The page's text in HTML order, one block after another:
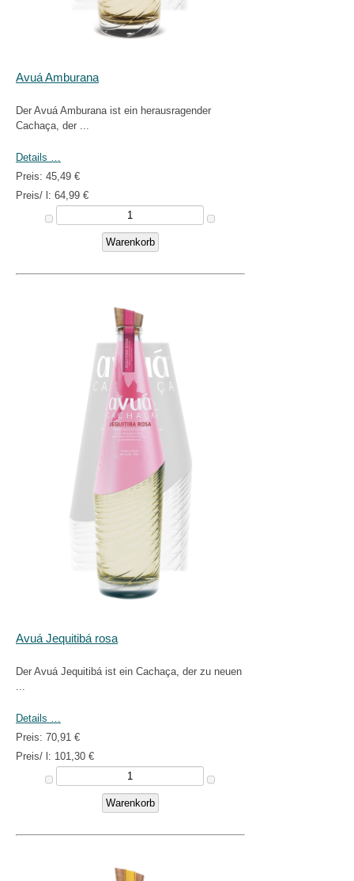
Avuá Amburana
Der Avuá Amburana ist ein herausragender
Cachaça, der ...
Details …
Preis: 45,49 €
Preis/ l: 64,99 €
Avuá Jequitibá rosa
Der Avuá Jequitibá ist ein Cachaça, der zu neuen
Details …
Preis: 70,91 €
Preis/ l: 101,30 €